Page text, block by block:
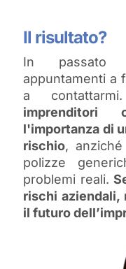
Il risultato?
In passato
appuntamenti a
a
imprenditori
l'importanza di
rischio,
polizze
problemi reali.
rischi aziendali,
il futuro